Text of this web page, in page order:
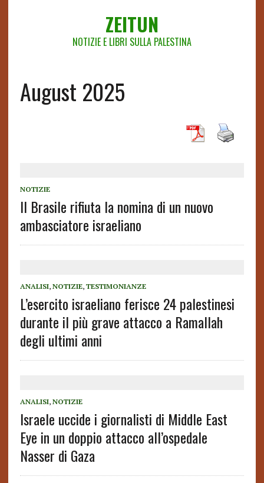
ZEITUN
NOTIZIE E LIBRI SULLA PALESTINA
August 2025
NOTIZIE
Il Brasile rifiuta la nomina di un nuovo
ambasciatore israeliano
ANALISI, NOTIZIE, TESTIMONIANZE
L’esercito israeliano ferisce 24 palestinesi
durante il più grave attacco a Ramallah
degli ultimi anni
ANALISI, NOTIZIE
Israele uccide i giornalisti di Middle East
Eye in un doppio attacco all’ospedale
Nasser di Gaza